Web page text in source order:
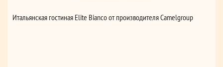
Итальянская гостиная Elite Bianco от производителя Camelgroup